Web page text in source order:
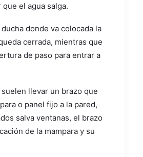
el agua salga.
donde va colocada la
cerrada, mientras que
de paso para entrar a
llevar un brazo que
o panel fijo a la pared,
salva ventanas, el brazo
de la mampara y su